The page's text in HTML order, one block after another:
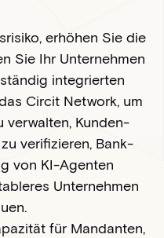
erhöhen Sie die
Sie Ihr Unternehmen
integrierten
Circit Network, um
verwalten, Kunden-
verifizieren, Bank-
von KI-Agenten
Unternehmen
für Mandanten,